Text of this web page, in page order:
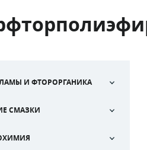
И ФТОРОРГАНИКА
СМАЗКИ